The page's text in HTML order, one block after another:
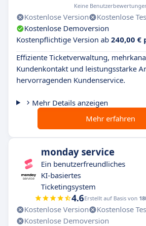
Keine
Kostenlose Version
Kostenlose
Kostenlose Demoversion
Kostenpflichtige Version ab 240,00 €
Effiziente Ticketverwaltung,
Kundenkontakt und leistungsstarke
hervorragenden Kundenservice.
Mehr Details anzeigen
Mehr erfahren
monday service
Ein benutzerfreundliches
KI-basiertes
Ticketingsystem
4.6Erstellt auf Basis von
Kostenlose Version
Kostenlose
Kostenlose Demoversion